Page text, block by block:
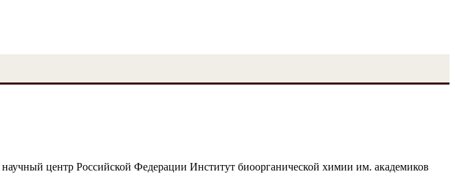
центр Российской Федерации Институт биоорганической химии им. академиков